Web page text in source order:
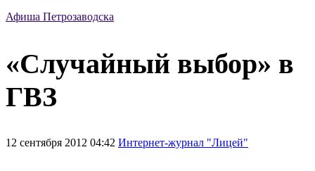
Афиша Петрозаводска
«Случайный выбор» в
ГВЗ
12 сентября 2012 04:42 Интернет-журнал "Лицей"